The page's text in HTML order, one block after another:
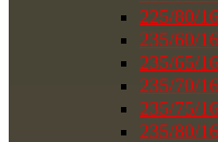
225/80/16
235/60/16
235/65/16
235/70/16
235/75/16
235/80/16